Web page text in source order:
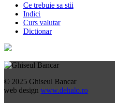
Ce trebuie sa stii
Indici
Curs valutar
Dictionar
© 2025 Ghiseul Bancar
web design www.dehalo.ro